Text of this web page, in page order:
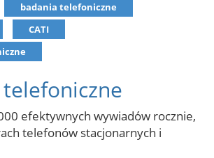
badania telefoniczne
CATI
efektywnych wywiadów rocznie,
telefonów stacjonarnych i